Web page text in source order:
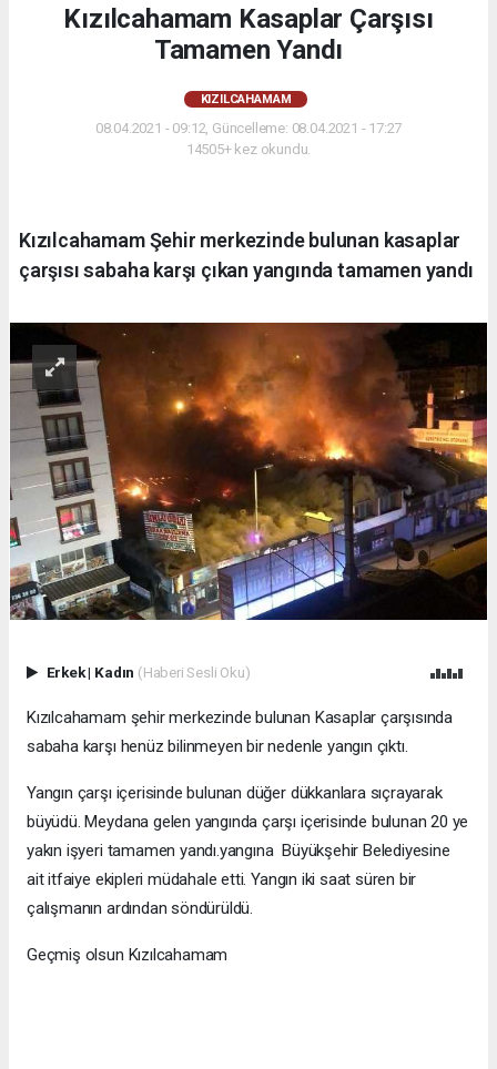
Kızılcahamam Kasaplar Çarşısı
Tamamen Yandı
KIZILCAHAMAM
08.04.2021 - 09:12, Güncelleme: 08.04.2021 - 17:27
14505+ kez okundu.
Kızılcahamam Şehir merkezinde bulunan kasaplar
çarşısı sabaha karşı çıkan yangında tamamen yandı
Erkek| Kadın (Haberi Sesli Oku)
Kızılcahamam şehir merkezinde bulunan Kasaplar çarşısında
sabaha karşı henüz bilinmeyen bir nedenle yangın çıktı.
Yangın çarşı içerisinde bulunan düğer dükkanlara sıçrayarak
büyüdü. Meydana gelen yangında çarşı içerisinde bulunan 20 ye
yakın işyeri tamamen yandı.yangına Büyükşehir Belediyesine
ait itfaiye ekipleri müdahale etti. Yangın iki saat süren bir
çalışmanın ardından söndürüldü.
Geçmiş olsun Kızılcahamam